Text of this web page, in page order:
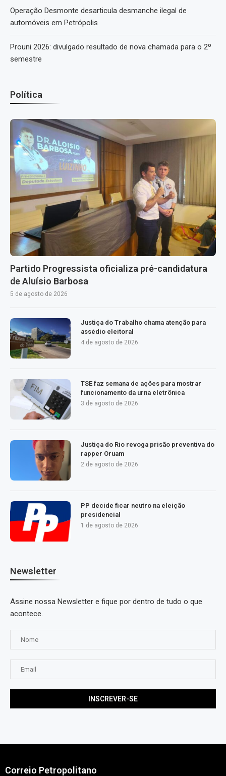
Operação Desmonte desarticula desmanche ilegal de
automóveis em Petrópolis
Prouni 2026: divulgado resultado de nova chamada para o 2º
semestre
Política
Partido Progressista oficializa pré-candidatura
de Aluísio Barbosa
5 de agosto de 2026
Justiça do Trabalho chama atenção para
assédio eleitoral
4 de agosto de 2026
TSE faz semana de ações para mostrar
funcionamento da urna eletrônica
3 de agosto de 2026
Justiça do Rio revoga prisão preventiva do
rapper Oruam
2 de agosto de 2026
PP decide ficar neutro na eleição
presidencial
1 de agosto de 2026
Newsletter
Assine nossa Newsletter e fique por dentro de tudo o que
acontece.
Correio Petropolitano